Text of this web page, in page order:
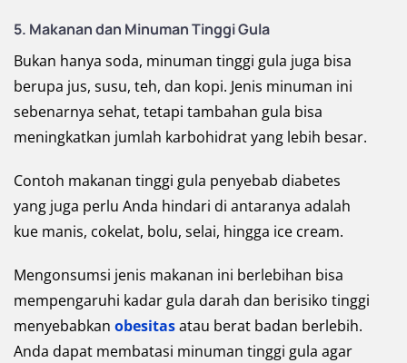
5. Makanan dan Minuman Tinggi Gula
Bukan hanya soda, minuman tinggi gula juga bisa
berupa jus, susu, teh, dan kopi. Jenis minuman ini
sebenarnya sehat, tetapi tambahan gula bisa
meningkatkan jumlah karbohidrat yang lebih besar.
Contoh makanan tinggi gula penyebab diabetes
yang juga perlu Anda hindari di antaranya adalah
kue manis, cokelat, bolu, selai, hingga ice cream.
Mengonsumsi jenis makanan ini berlebihan bisa
mempengaruhi kadar gula darah dan berisiko tinggi
menyebabkan obesitasatau berat badan berlebih.
Anda dapat membatasi minuman tinggi gula agar